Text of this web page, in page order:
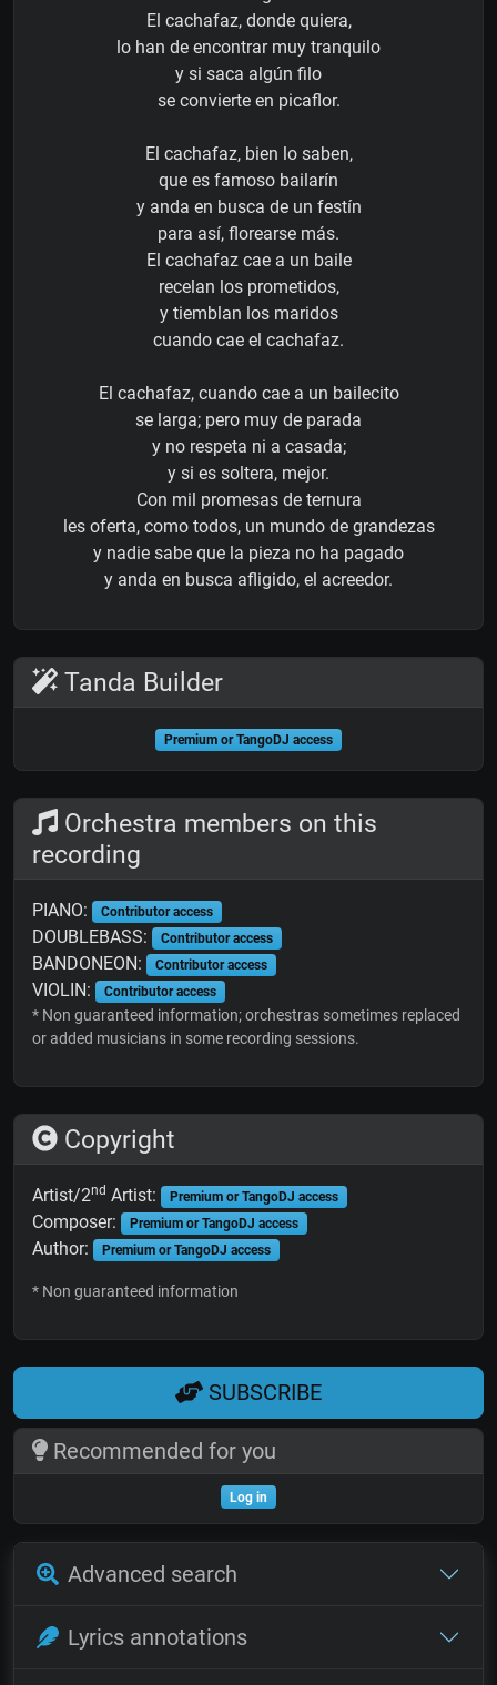
El cachafaz, donde quiera,
lo han de encontrar muy tranquilo
y si saca algún filo
se convierte en picaflor.
El cachafaz, bien lo saben,
que es famoso bailarín
y anda en busca de un festín
para así, florearse más.
El cachafaz cae a un baile
recelan los prometidos,
y tiemblan los maridos
cuando cae el cachafaz.
El cachafaz, cuando cae a un bailecito
se larga; pero muy de parada
y no respeta ni a casada;
y si es soltera, mejor.
Con mil promesas de ternura
les oferta, como todos, un mundo de grandezas
y nadie sabe que la pieza no ha pagado
y anda en busca afligido, el acreedor.
Tanda Builder
Premium or TangoDJ access
Orchestra members on this
recording
PIANO: Contributor access
DOUBLEBASS: Contributor access
BANDONEON: Contributor access
VIOLIN: Contributor access
* Non guaranteed information; orchestras sometimes replaced
or added musicians in some recording sessions.
Copyright
Artist/2nd Artist: Premium or TangoDJ access
Composer: Premium or TangoDJ access
Author: Premium or TangoDJ access
* Non guaranteed information
SUBSCRIBE
Recommended for you
Log in
Advanced search
Lyrics annotations